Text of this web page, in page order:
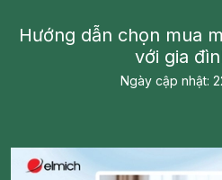
Hướng dẫn chọn mua
với gia
Ngày cập nhật: